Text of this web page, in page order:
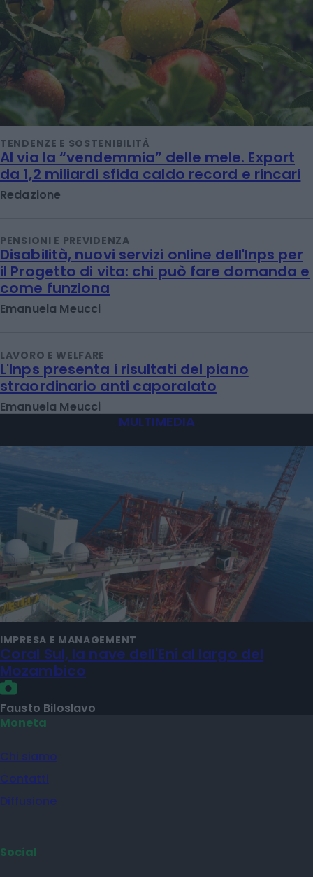
TENDENZE E SOSTENIBILITÀ
Al via la “vendemmia” delle mele. Export
da 1,2 miliardi sfida caldo record e rincari
Redazione
PENSIONI E PREVIDENZA
Disabilità, nuovi servizi online dell'Inps per
il Progetto di vita: chi può fare domanda e
come funziona
Emanuela Meucci
LAVORO E WELFARE
L'Inps presenta i risultati del piano
straordinario anti caporalato
Emanuela Meucci
MULTIMEDIA
IMPRESA E MANAGEMENT
Coral Sul, la nave dell'Eni al largo del
Mozambico
Fausto Biloslavo
Moneta
Chi siamo
Contatti
Diffusione
Social